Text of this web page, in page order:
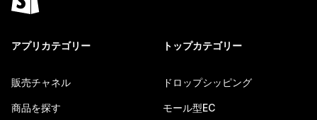
アプリカテゴリー
販売チャネル
商品を探す
トップカテゴリー
ドロップシッピング
モール型EC